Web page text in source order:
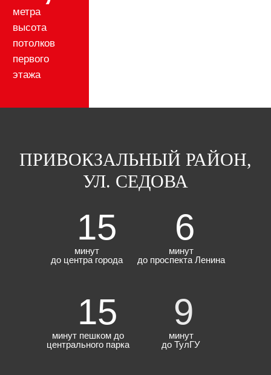
ПРИВОКЗАЛЬНЫЙ РАЙОН,
УЛ. СЕДОВА
15
минут пешком до
центрального парка
минут
до проспекта Ленина
6
15
минут
до центра города
9
минут
до ТулГУ